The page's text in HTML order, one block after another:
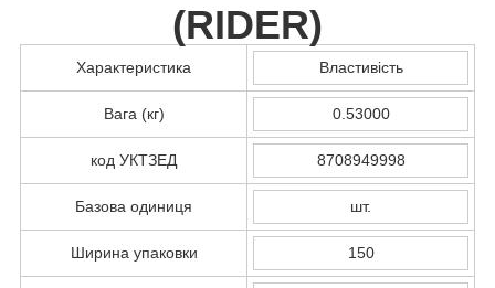
(RIDER)
Характеристика Властивість
Вага (кг) 0.53000
код УКТЗЕД 8708949998
Базова одиниця шт.
Ширина упаковки 150